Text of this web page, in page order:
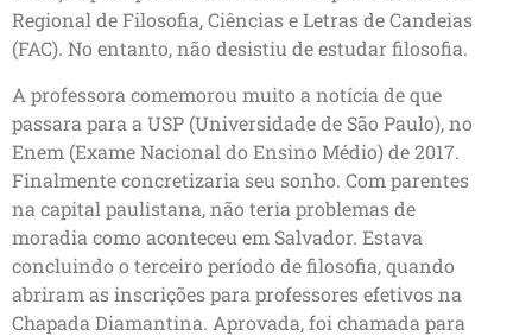
Regional de Filosofia, Ciências e Letras de Candeias
(FAC). No entanto, não desistiu de estudar filosofia.
A professora comemorou muito a notícia de que
passara para a USP (Universidade de São Paulo), no
Enem (Exame Nacional do Ensino Médio) de 2017.
Finalmente concretizaria seu sonho. Com parentes
na capital paulistana, não teria problemas de
moradia como aconteceu em Salvador. Estava
concluindo o terceiro período de filosofia, quando
abriram as inscrições para professores efetivos na
Chapada Diamantina. Aprovada, foi chamada para